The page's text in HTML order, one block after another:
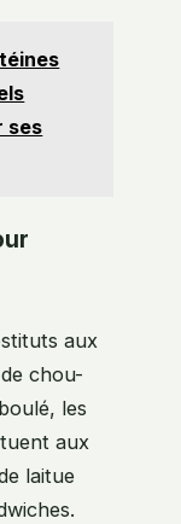
ses
aux
chou-
les
aux
laitue